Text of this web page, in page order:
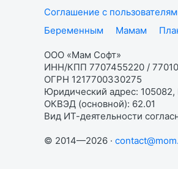
Соглашение с
Беременным
Мамам
ООО «Мам Софт»
ИНН/КПП 7707455220 /
ОГРН 1217700330275
Юридический адрес:
ОКВЭД (основной): 62.01
Вид ИТ-деятельности
© 2014—2026 ·